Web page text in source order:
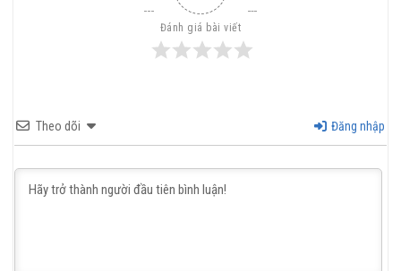
Đánh giá bài viết
Theo dõi Đăng nhập